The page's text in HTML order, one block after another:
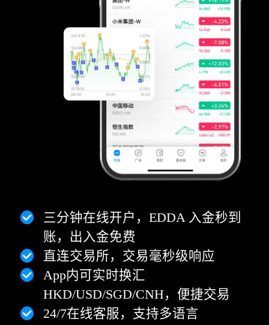
三分钟在线开户，EDDA 入金秒到
账，出入金免费
直连交易所，交易毫秒级响应
App内可实时换汇
HKD/USD/SGD/CNH，便捷交易
24/7在线客服，支持多语言